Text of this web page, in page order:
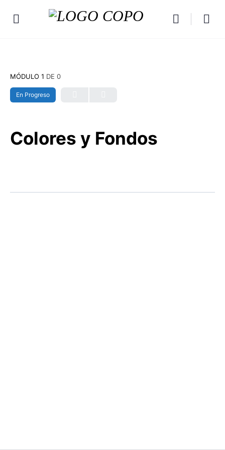
MÓDULO 1 DE 0
En Progreso
Colores y Fondos